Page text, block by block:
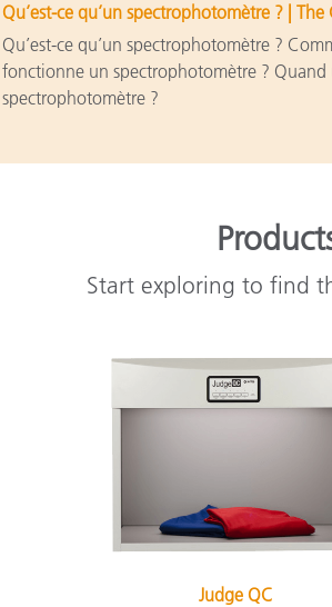
Qu’est-ce qu’un spectrophotomètre ? | The
Qu’est-ce qu’un spectrophotomètre ?
fonctionne un spectrophotomètre ? Quand
spectrophotomètre ?
Start exploring to find
Judge QC